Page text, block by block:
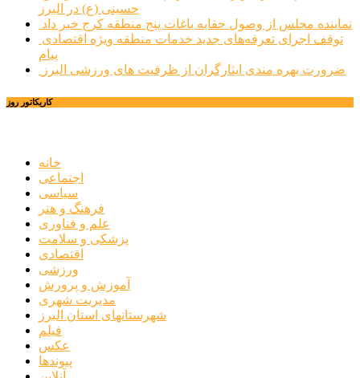
حسینی (ع) در البرز
نماینده مجلس از وصول حقابه باغات پنج منطقه کرج خبر داد
پیام
ضرورت بهره مندی ایثارگران از ظرفیت های ورزشی البرز
کاریکاتور روز
خانه
اجتماعی
سیاسی
فرهنگ و هنر
علم و فناوری
پزشکی و سلامت
اقتصادی
ورزشی
آموزش و پرورش
مدیریت شهری
شهرستانهای استان البرز
فیلم
عکس
پیوندها